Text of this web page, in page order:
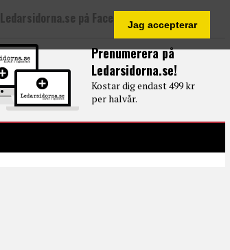
Jag accepterar
Prenumerera på
Ledarsidorna.se!
Kostar dig endast 499 kr
per halvår.
Ledarsidorna.se på Facebook